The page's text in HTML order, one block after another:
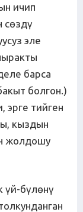
ичип
сөздү
эле
барса
болгон.)
эрге тийген
кыздын
жолдошу
үй-бүлөнү